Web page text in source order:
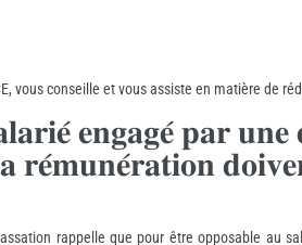
vous conseille et vous assiste en matière de
𝐞𝐧𝐠𝐚𝐠𝐞́ 𝐩𝐚𝐫 𝐮𝐧𝐞
𝐫𝐞́𝐦𝐮𝐧𝐞́𝐫𝐚𝐭𝐢𝐨𝐧
rappelle que pour être opposable au